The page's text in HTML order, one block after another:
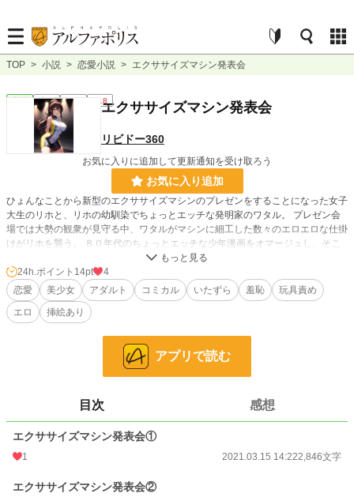
TOP > 小説 > 恋愛小説 > エクササイズマシン発表会
完結 短編 R18エクササイズマシン発表会
リビドー360
お気に入りに追加して更新通知を受け取ろう
お気に入り追加
ひょんなことから新型のエクササイズマシンのプレゼンをすることになった女子
大生のリホと、リホの幼馴染でちょっとエッチな発明家のワタル。 プレゼン会
場では大勢の観衆が見守る中、ワタルがマシンに細工した数々のエロエロな仕掛
けがリホを襲う。 ８０年代のちょっとエッチな少年漫画をオマージュし、そこ
に少し過激度を加えたお話です。 パクリじゃないよ！インスパイアだよ！
小説 30,977 位 / 228,837 件
恋愛 13,186 位 / 66,374 件
10,328
更新日時 2021.03.20 09:25
初回公開日時
初回完結日時 2021.03.20 09:27
24h.ポイント 14pt
4
恋愛
美少女 アダルト コミカル いたずら 羞恥
玩具責め
エロ
挿絵あり
アプリで読む
目次 感想
エクササイズマシン発表会①
1 2021.03.15 14:222,846文字
エクササイズマシン発表会②